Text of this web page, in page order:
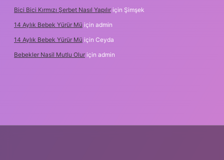
Bici Bici Kırmızı Şerbet Nasıl Yapılır için Şimşek
14 Aylık Bebek Yürür Mü için admin
14 Aylık Bebek Yürür Mü için Ceyda
Bebekler Nasil Mutlu Olur için admin